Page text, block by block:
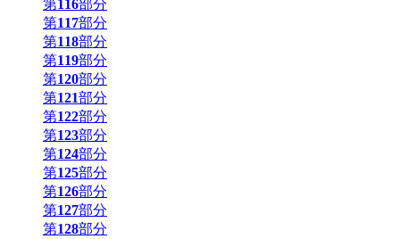
第116部分
第117部分
第118部分
第119部分
第120部分
第121部分
第122部分
第123部分
第124部分
第125部分
第126部分
第127部分
第128部分